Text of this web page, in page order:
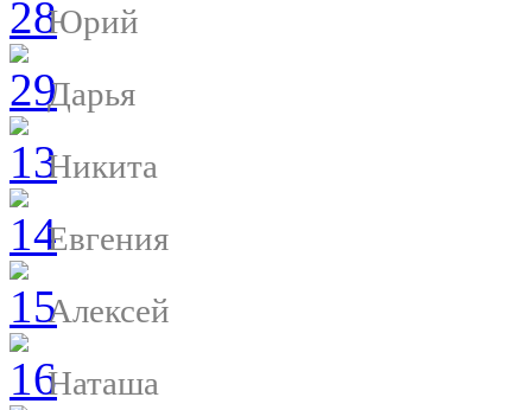
Юрий
Дарья
Никита
Евгения
Алексей
Наташа